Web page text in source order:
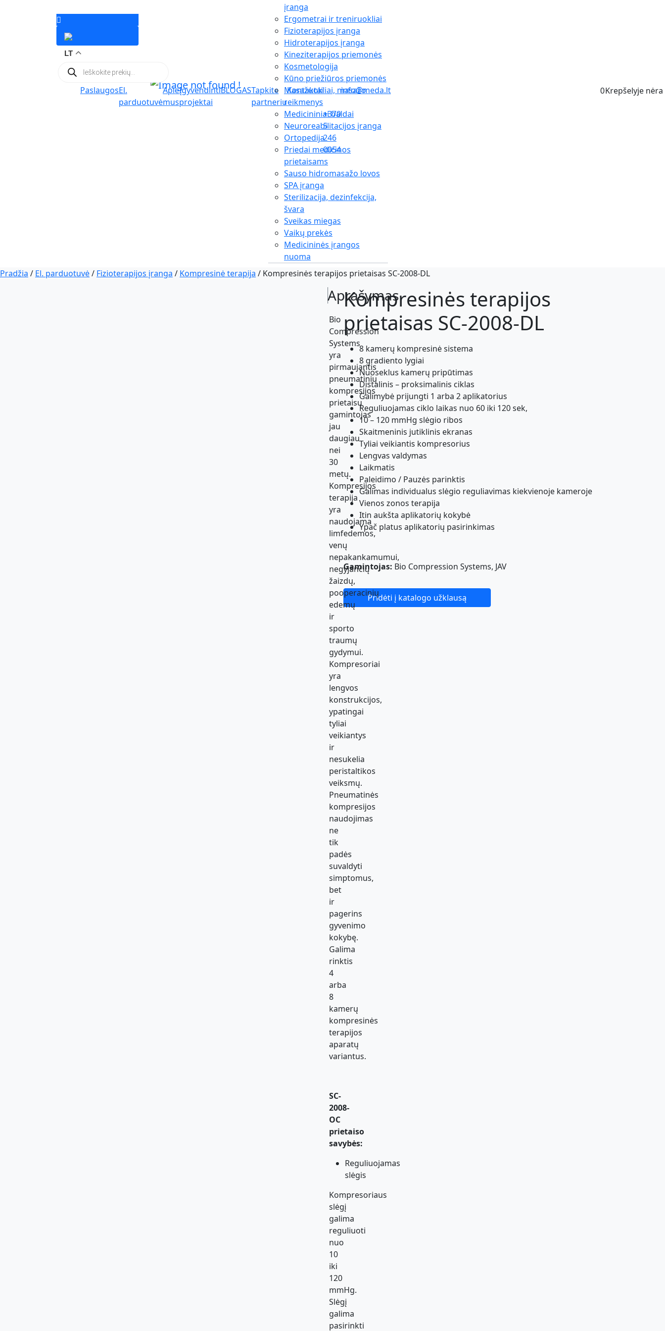
įranga
Ergometrai ir treniruokliai
Fizioterapijos įranga
Hidroterapijos įranga
Kineziterapijos priemonės
Kosmetologija
Kūno priežiūros priemonės
Masažuokliai, masažo
reikmenys
Medicininiai baldai
Neuroreabilitacijos įranga
Ortopedija
Priedai medicinos
prietaisams
Sauso hidromasažo lovos
SPA įranga
Sterilizacija, dezinfekcija,
švara
Sveikas miegas
Vaikų prekės
Medicininės įrangos
nuoma
0Krepšelyje
LT
Products
search
PaslaugosEl.
parduotuvė
Apie
mus
Įgyvendinti
projektai
BLOGASTapkite
partneriu
Kontaktai
+370
5
246
0054
info@meda.lt
Pradžia / El. parduotuvė/ Fizioterapijos įranga / Kompresinė terapija / Kompresinės terapijos prietaisas SC-2008-DL
Kompresinės terapijos
prietaisas SC-2008-DL
8 kamerų kompresinė sistema
8 gradiento lygiai
Nuoseklus kamerų pripūtimas
Distalinis – proksimalinis ciklas
Galimybė prijungti 1 arba 2 aplikatorius
Reguliuojamas ciklo laikas nuo 60 iki 120 sek,
10 – 120 mmHg slėgio ribos
Skaitmeninis jutiklinis ekranas
Tyliai veikiantis kompresorius
Lengvas valdymas
Laikmatis
Paleidimo / Pauzės parinktis
Galimas individualus slėgio reguliavimas kiekvienoje kameroje
Vienos zonos terapija
Itin aukšta aplikatorių kokybė
Ypač platus aplikatorių pasirinkimas
Gamintojas: Bio Compression Systems, JAV
Pridėti į katalogo užklausą
Aprašymas
Bio
Compression
Systems
yra
pirmaujantis
pneumatinių
kompresijos
prietaisų
gamintojas
jau
daugiau
nei
30
metų.
Kompresijos
terapija
yra
naudojama
limfedemos,
venų
nepakankamumui,
negyjančių
žaizdų,
pooperacinių
edemų
ir
sporto
traumų
gydymui.
Kompresoriai
yra
lengvos
konstrukcijos,
ypatingai
tyliai
veikiantys
ir
nesukelia
peristaltikos
veiksmų.
Pneumatinės
kompresijos
naudojimas
ne
tik
padės
suvaldyti
simptomus,
bet
ir
pagerins
gyvenimo
kokybę.
Galima
rinktis
4
arba
8
kamerų
kompresinės
terapijos
aparatų
variantus.
SC-
2008-
OC
prietaiso
savybės:
Reguliuojamas
slėgis
Kompresoriaus
slėgį
galima
reguliuoti
nuo
10
iki
120
mmHg.
Slėgį
galima
pasirinkti